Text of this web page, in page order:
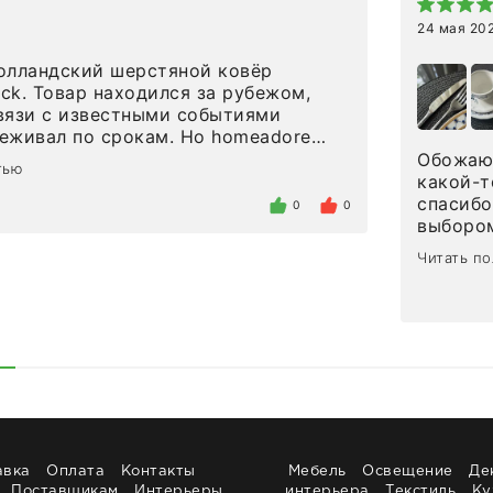
шерстяной ковёр
Товар находился за рубежом,
с известными событиями
по срокам. Но homeadore
в определенное в договоре
хочу отметить
ровно так, как хотел. Ещё
благодарность сотрудникам
0 0
24 мая
Обожаю
какой-
Читать
Оплата
Контакты
Мебель Освещение